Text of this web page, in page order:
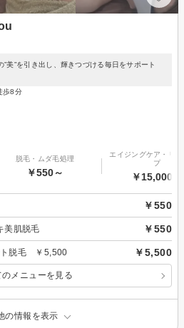
”美”を引き出し、輝きつづける毎日をサポート
歩8分
脱毛・ムダ毛処理
￥550～
エイジングケア・リ
プ
￥15,000～
￥550
美肌脱毛 ￥550
ト脱毛 ￥5,500 ￥5,500
のメニューを見る
の情報を表示